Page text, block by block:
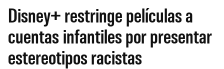
Disney+ restringe películas a
cuentas infantiles por presentar
estereotipos racistas